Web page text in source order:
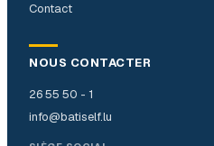
Contact
NOUS CONTACTER
26 55 50 - 1
info@batiself.lu